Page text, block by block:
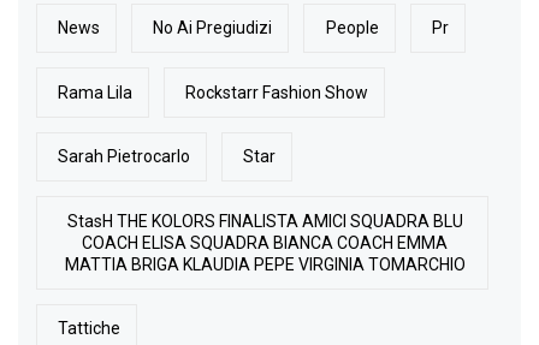
News No Ai Pregiudizi People Pr
Rama Lila Rockstarr Fashion Show
Sarah Pietrocarlo Star
StasH THE KOLORS FINALISTA AMICI SQUADRA BLU
COACH ELISA SQUADRA BIANCA COACH EMMA
MATTIA BRIGA KLAUDIA PEPE VIRGINIA TOMARCHIO
Tattiche